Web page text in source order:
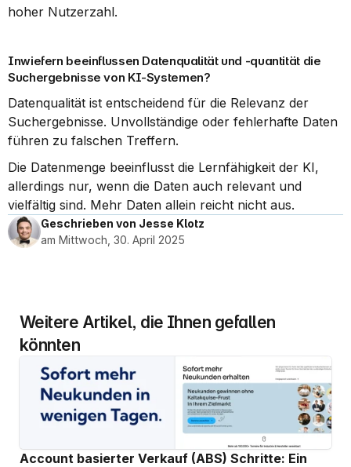
hoher Nutzerzahl.
Inwiefern beeinflussen Datenqualität und -quantität die
Suchergebnisse von KI-Systemen?
Datenqualität ist entscheidend für die Relevanz der
Suchergebnisse. Unvollständige oder fehlerhafte Daten
führen zu falschen Treffern.
Die Datenmenge beeinflusst die Lernfähigkeit der KI,
allerdings nur, wenn die Daten auch relevant und
vielfältig sind. Mehr Daten allein reicht nicht aus.
Geschrieben von Jesse Klotz
am Mittwoch, 30. April 2025
Weitere Artikel, die Ihnen gefallen
könnten
Account basierter Verkauf (ABS) Schritte: Ein